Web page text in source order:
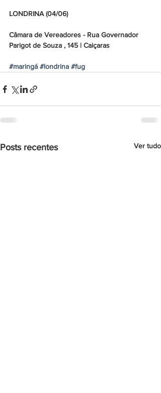
LONDRINA (04/06)
Câmara de Vereadores - Rua Governador
Parigot de Souza , 145 | Caiçaras
#maringá #londrina #fug
Posts recentes Ver tudo